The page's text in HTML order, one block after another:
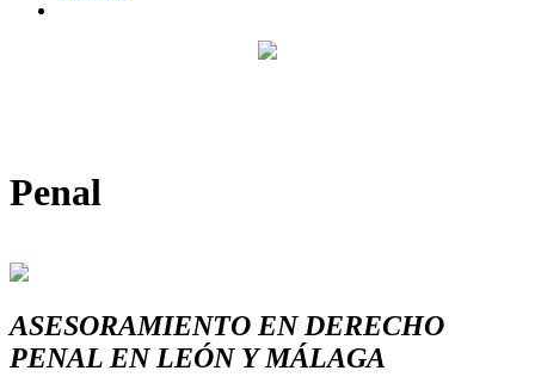
Penal
ASESORAMIENTO EN DERECHO
PENAL EN LEÓN Y MÁLAGA